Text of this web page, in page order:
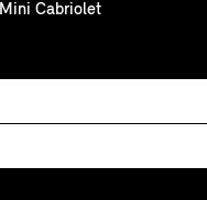
Mini Cabriolet